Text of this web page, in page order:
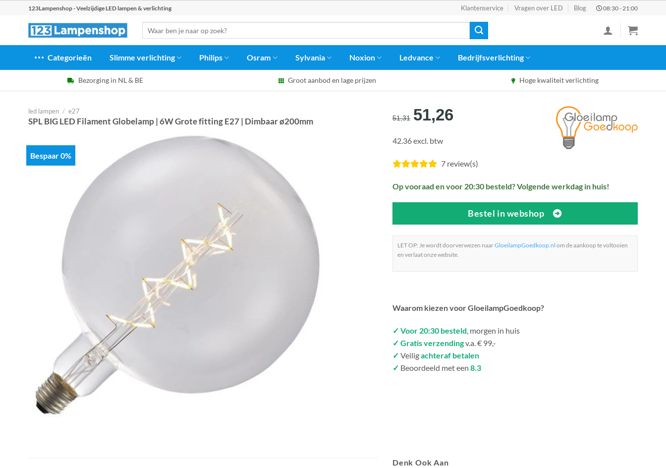
123Lampenshop - Veelzijdige LED lampen & verlichting Klantenservice Vragen over LED Blog 08:30 - 21:00
naar:
Categorieën Slimme verlichting Philips Osram Sylvania Noxion Ledvance Bedrijfsverlichting
Bezorging in NL & BE Groot aanbod en lage prijzen Hoge kwaliteit verlichting
led lampen / e27
SPL BIG LED Filament Globelamp | 6W Grote fitting E27 | Dimbaar ø200mm
Bespaar 0%
51,31 Oorspronkelijke
was:
€51,31.
51,26Huidige
€51,26.
42.36 excl. btw
7 review(s)
Op vooraad en voor 20:30 besteld? Volgende werkdag in huis!
Bestel in webshop
LET OP: Je wordt doorverwezen naarGloeilampGoedkoop.nl om de aankoop te voltooien
en verlaat onze website.
Waarom kiezen voor GloeilampGoedkoop?
✓ Voor 20:30 besteld, morgen in huis
✓ Gratis verzendingv.a. € 99,-
✓ Veiligachteraf betalen
✓ Beoordeeld met een 8.3
Denk Ook Aan